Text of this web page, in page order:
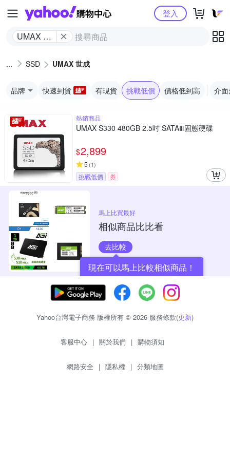
Yahoo購物中心
UMAX 世
登入
SSD UMAX 世成
品牌 快速到貨 有現貨 挑戰低價 價格低到高 介
熱銷商品
UMAX S330 480GB 2.5吋 SATAⅢ固態硬碟
$2,899
5 (1)
挑戰低價 券
馬上比買最好
相似商品比比看
去比較
現在可以馬上比較相似商品！
Yahoo台灣電子商務 版權所有 © 2026 服務條款(更新)
客服中心 | 關於我們 | 購物須知
網路安全 | 隱私權 | 分類地圖